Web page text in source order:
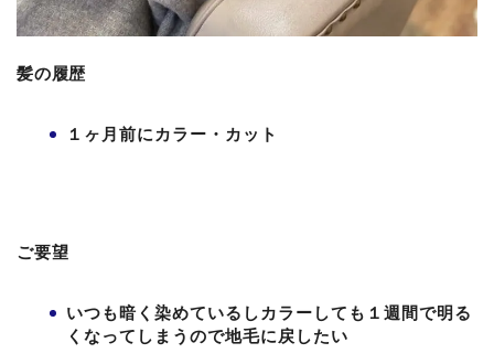
髪の履歴
１ヶ月前にカラー・カット
ご要望
いつも暗く染めているしカラーしても１週間で明る
くなってしまうので地毛に戻したい